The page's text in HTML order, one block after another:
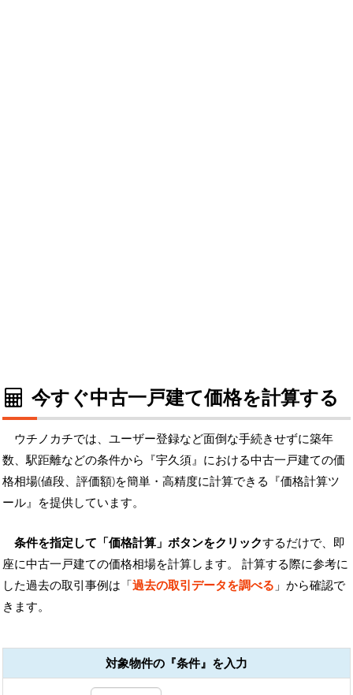
今すぐ中古一戸建て価格を計算する
ウチノカチでは、ユーザー登録など面倒な手続きせずに築年
数、駅距離などの条件から『宇久須』における中古一戸建ての価
格相場(値段、評価額)を簡単・高精度に計算できる『価格計算ツ
ール』を提供しています。
条件を指定して「価格計算」ボタンをクリックするだけで、即
座に中古一戸建ての価格相場を計算します。 計算する際に参考に
した過去の取引事例は「過去の取引データを調べる 」から確認で
きます。
対象物件の『条件』を入力